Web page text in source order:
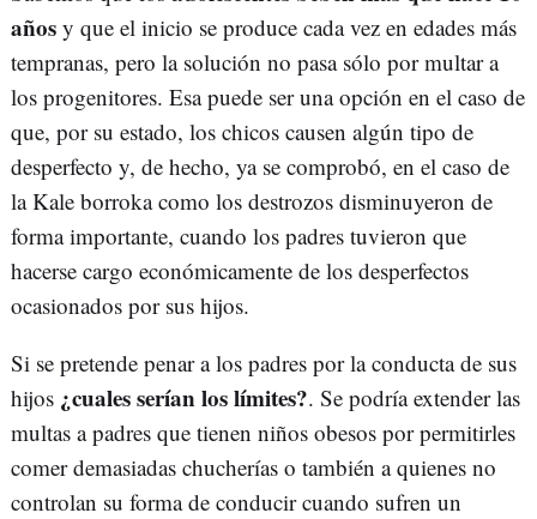
años y que el inicio se produce cada vez en edades más
tempranas, pero la solución no pasa sólo por multar a
los progenitores. Esa puede ser una opción en el caso de
que, por su estado, los chicos causen algún tipo de
desperfecto y, de hecho, ya se comprobó, en el caso de
la Kale borroka como los destrozos disminuyeron de
forma importante, cuando los padres tuvieron que
hacerse cargo económicamente de los desperfectos
ocasionados por sus hijos.
Si se pretende penar a los padres por la conducta de sus
hijos ¿cuales serían los límites?. Se podría extender las
multas a padres que tienen niños obesos por permitirles
comer demasiadas chucherías o también a quienes no
controlan su forma de conducir cuando sufren un